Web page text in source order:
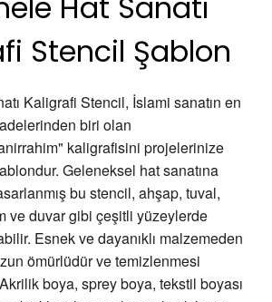
Stencil Şablon
Kaligrafi Stencil, İslami sanatın en
biri olan
kaligrafisini projelerinize
Geleneksel hat sanatına
bu stencil, ahşap, tuval,
ve duvar gibi çeşitli yüzeylerde
Esnek ve dayanıklı malzemeden
ömürlüdür ve temizlenmesi
boya, sprey boya, tekstil boyası